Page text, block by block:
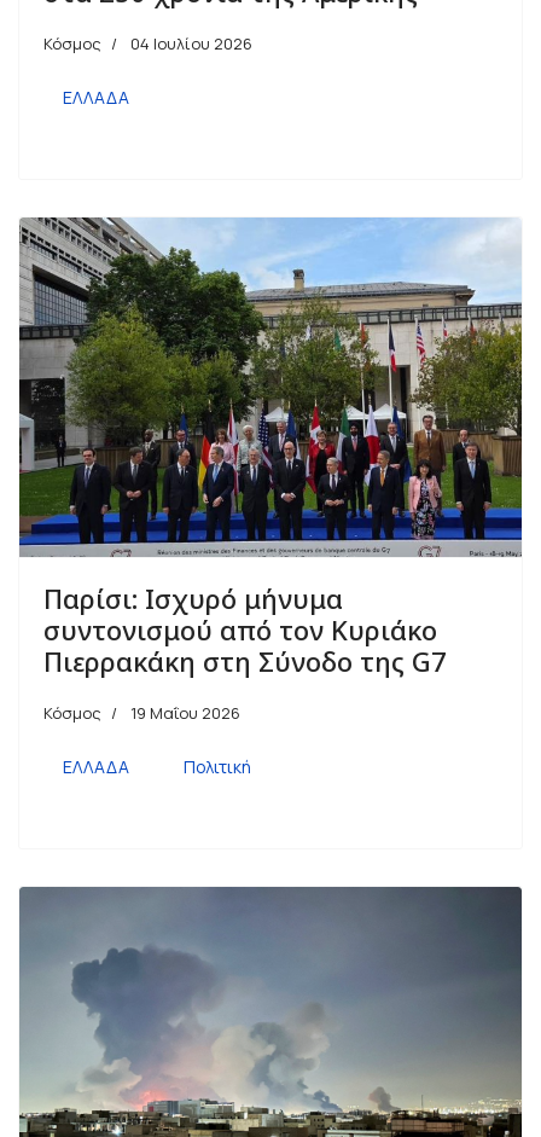
Κόσμος 04 Ιουλίου 2026
ΕΛΛΑΔΑ
Παρίσι: Ισχυρό μήνυμα
συντονισμού από τον Κυριάκο
Πιερρακάκη στη Σύνοδο της G7
Κόσμος 19 Μαΐου 2026
ΕΛΛΑΔΑ Πολιτική